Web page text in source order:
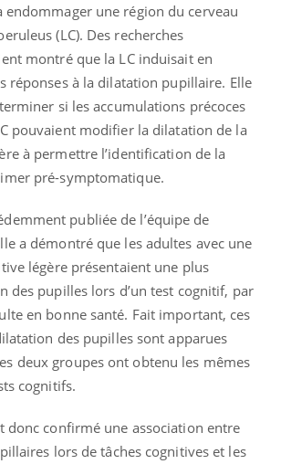
une région du cerveau
(LC). Des recherches
montré que la LC induisait en
réponses à la dilatation pupillaire. Elle
si les accumulations précoces
pouvaient modifier la dilatation de la
à permettre l’identification de la
pré-symptomatique.
publiée de l’équipe de
a démontré que les adultes avec une
légère présentaient une plus
des pupilles lors d’un test cognitif, par
en bonne santé. Fait important, ces
des pupilles sont apparues
deux groupes ont obtenu les mêmes
cognitifs.
donc confirmé une association entre
lors de tâches cognitives et les